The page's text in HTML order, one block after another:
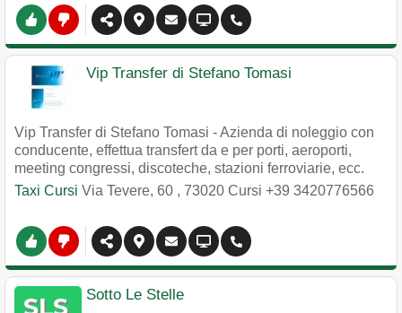
Vip Transfer di Stefano Tomasi
Vip Transfer di Stefano Tomasi - Azienda di noleggio con
conducente, effettua transfert da e per porti, aeroporti,
meeting congressi, discoteche, stazioni ferroviarie, ecc.
Taxi Cursi Via Tevere, 60 , 73020 Cursi +39 3420776566
Sotto Le Stelle